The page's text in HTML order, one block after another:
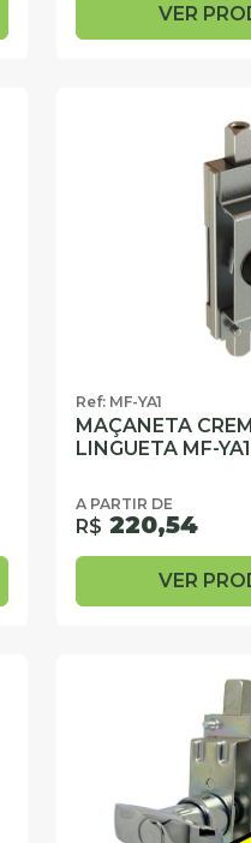
VER
Ref: MF-YA1
MAÇANETA
LINGUETA MF-YA1
A PARTIR DE
R$ 220,54
VER